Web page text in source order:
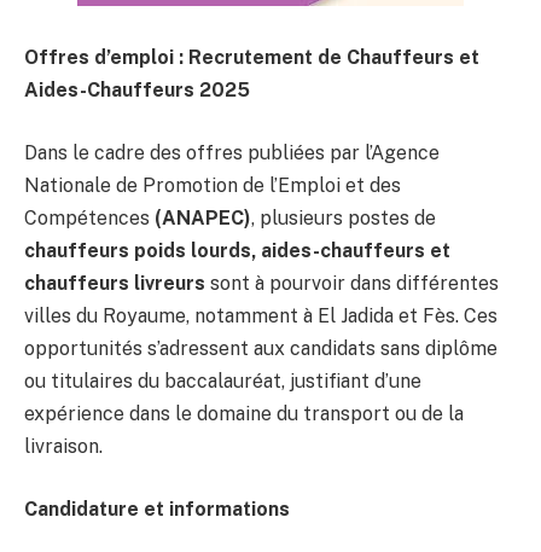
Offres d’emploi : Recrutement de Chauffeurs et
Aides-Chauffeurs 2025
Dans le cadre des offres publiées par l’Agence
Nationale de Promotion de l’Emploi et des
Compétences (ANAPEC), plusieurs postes de
chauffeurs poids lourds, aides-chauffeurs et
chauffeurs livreurs sont à pourvoir dans différentes
villes du Royaume, notamment à El Jadida et Fès. Ces
opportunités s’adressent aux candidats sans diplôme
ou titulaires du baccalauréat, justifiant d’une
expérience dans le domaine du transport ou de la
livraison.
Candidature et informations